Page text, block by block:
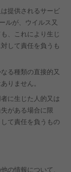
提供されるサービ
ルが、ウイルス又
、これにより生じ
して責任を負うも
る種類の直接的又
りません。
に生じた人的又は
がある場合に限
て責任を負うもの
の情報について、